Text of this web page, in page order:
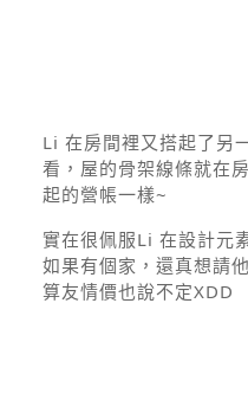
Li 在房間裡又搭起了另
看，屋的骨架線條就在
起的營帳一樣~
實在很佩服Li 在設計元
如果有個家，還真想請
算友情價也說不定XDD